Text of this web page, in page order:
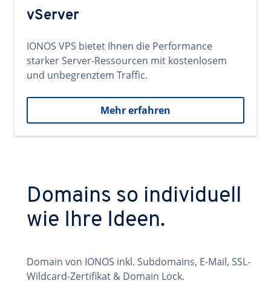
vServer
IONOS VPS bietet Ihnen die Performance
starker Server-Ressourcen mit kostenlosem
und unbegrenztem Traffic.
Mehr erfahren
Domains so individuell
wie Ihre Ideen.
Domain von IONOS inkl. Subdomains, E-Mail, SSL-
Wildcard-Zertifikat & Domain Lock.